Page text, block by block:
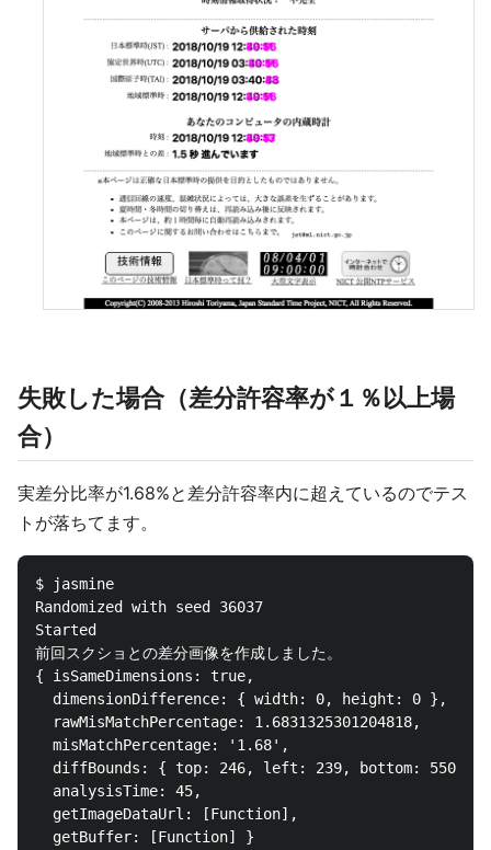
失敗した場合（差分許容率が１％以上場
合）
実差分比率が1.68%と差分許容率内に超えているのでテス
トが落ちてます。
$ jasmine
Randomized with seed 36037
Started
前回スクショとの差分画像を作成しました。
{ isSameDimensions: true,
  dimensionDifference: { width: 0, height: 0 },
  rawMisMatchPercentage: 1.6831325301204818,
  misMatchPercentage: '1.68',
diffBounds: { top: 246, left: 239, bottom: 550,
  analysisTime: 45,
  getImageDataUrl: [Function],
  getBuffer: [Function] }